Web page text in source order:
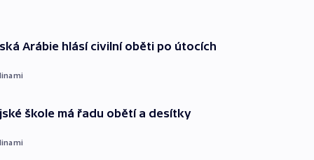
Arábie hlásí civilní oběti po útocích
škole má řadu obětí a desítky